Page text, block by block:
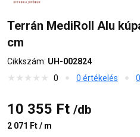
Terrán MediRoll Alu
cm
Cikkszám: UH-002824
0
0 értékelés
10 355 Ft /db
2 071 Ft / m